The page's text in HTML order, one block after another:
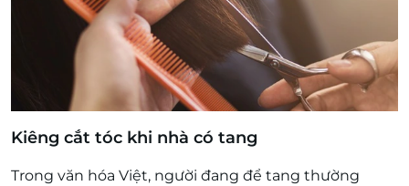
Kiêng cắt tóc khi nhà có tang
Trong văn hóa Việt, người đang để tang thường